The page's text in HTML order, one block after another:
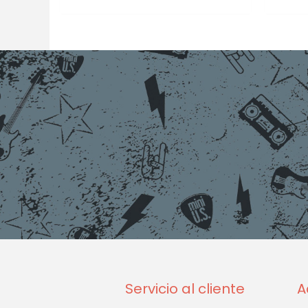
Servicio al cliente